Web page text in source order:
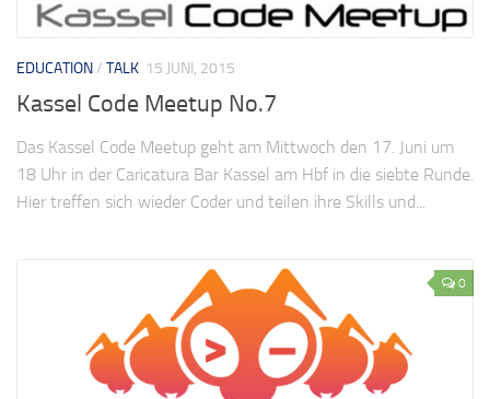
EDUCATION/ TALK 15 JUNI, 2015
Kassel Code Meetup No.7
Das Kassel Code Meetup geht am Mittwoch den 17. Juni um
18 Uhr in der Caricatura Bar Kassel am Hbf in die siebte Runde.
Hier treffen sich wieder Coder und teilen ihre Skills und...
0